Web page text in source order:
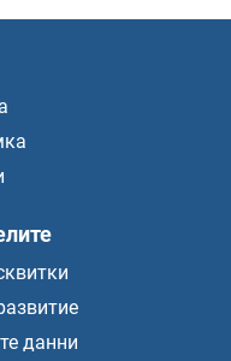
данни